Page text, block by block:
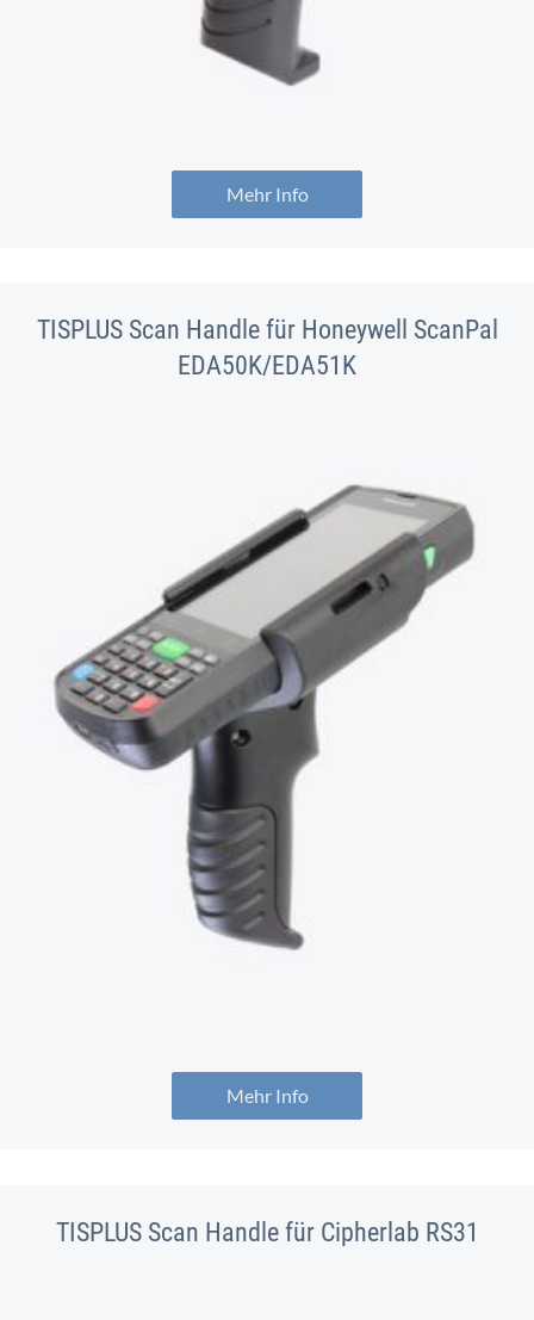
Mehr Info
TISPLUS Scan Handle für Honeywell ScanPal
EDA50K/EDA51K
Mehr Info
TISPLUS Scan Handle für Cipherlab RS31